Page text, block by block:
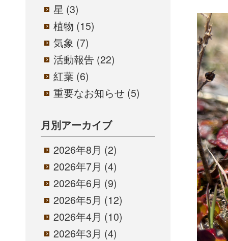
星 (3)
植物 (15)
気象 (7)
活動報告 (22)
紅葉 (6)
重要なお知らせ (5)
月別アーカイブ
2026年8月 (2)
2026年7月 (4)
2026年6月 (9)
2026年5月 (12)
2026年4月 (10)
2026年3月 (4)